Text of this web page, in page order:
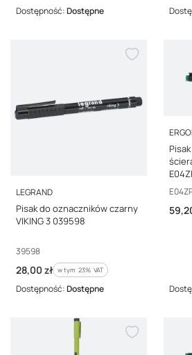
Dostępność:Dostępne
PRODUCENT
LEGRAND
Pisak do oznaczników czarny
VIKING 3 039598
Kod producenta
39598
Cena brutto
28,00 zł w tym %s VAT
w tym 23% VAT
Dostępność:Dostępne
Kod